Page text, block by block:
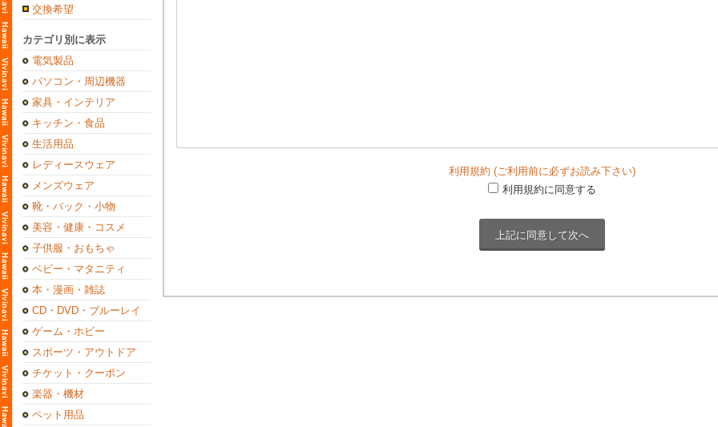
交換希望
カテゴリ別に表示
電気製品
パソコン・周辺機器
家具・インテリア
キッチン・食品
生活用品
レディースウェア
メンズウェア
靴・バック・小物
美容・健康・コスメ
子供服・おもちゃ
ベビー・マタニティ
本・漫画・雑誌
CD・DVD・ブルーレイ
ゲーム・ホビー
スポーツ・アウトドア
チケット・クーポン
楽器・機材
ペット用品
利用規約 (ご利用前に必ずお読み下さい)
利用規約に同意する